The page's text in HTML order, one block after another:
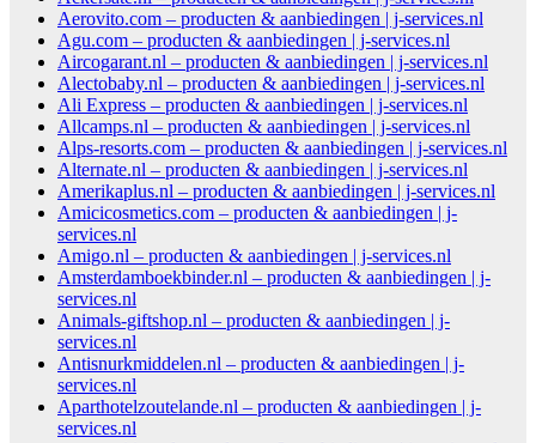
Aerovito.com – producten & aanbiedingen | j-services.nl
Agu.com – producten & aanbiedingen | j-services.nl
Aircogarant.nl – producten & aanbiedingen | j-services.nl
Alectobaby.nl – producten & aanbiedingen | j-services.nl
Ali Express – producten & aanbiedingen | j-services.nl
Allcamps.nl – producten & aanbiedingen | j-services.nl
Alps-resorts.com – producten & aanbiedingen | j-services.nl
Alternate.nl – producten & aanbiedingen | j-services.nl
Amerikaplus.nl – producten & aanbiedingen | j-services.nl
Amicicosmetics.com – producten & aanbiedingen | j-
services.nl
Amigo.nl – producten & aanbiedingen | j-services.nl
Amsterdamboekbinder.nl – producten & aanbiedingen | j-
services.nl
Animals-giftshop.nl – producten & aanbiedingen | j-
services.nl
Antisnurkmiddelen.nl – producten & aanbiedingen | j-
services.nl
Aparthotelzoutelande.nl – producten & aanbiedingen | j-
services.nl